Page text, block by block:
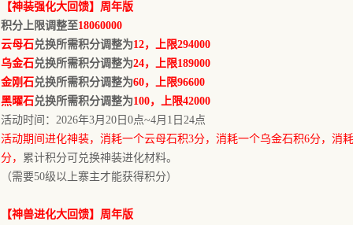
【神装强化大回馈】 周年版
积分上限调整至18060000
云母石 兑换所需积分调整为12，上限294000
乌金石 兑换所需积分调整为24，上限189000
金刚石 兑换所需积分调整为60，上限96600
黑曜石 兑换所需积分调整为100，上限42000
活动时间： 2026年3月 20 日 0点~4月 1 日24点
活动期间进化神装，消耗一个云母石积3分，消耗一个乌金石积6分，消耗
分， 累计积分可兑换神装进化材料。
（需要50级以上寨主才能获得积分）
【神兽进化大回馈】 周年版